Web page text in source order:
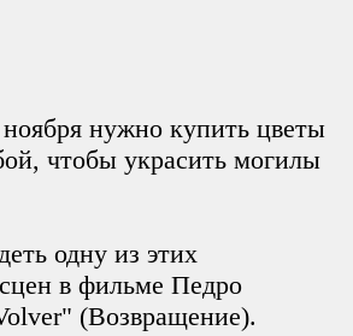
нужно купить цветы
чтобы украсить могилы
одну из этих
в фильме Педро
(Возвращение).